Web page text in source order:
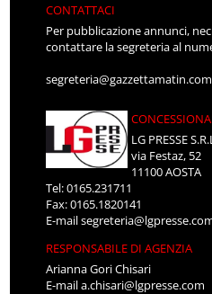
CONTATTACI
Per pubblicazione annunci,
contattare la segreteria al
segreteria@gazzettamatin.com
LG PRESSE
via Festaz, 52
11100 AOSTA
Tel: 0165.231711
Fax: 0165.1820141
E-mail
RESPONSABILE DI AGENZIA
Arianna Gori Chisari
E-maila.chisari@lgpresse.com